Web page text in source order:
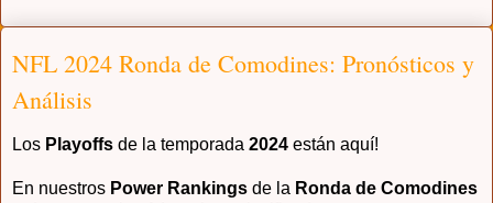
NFL 2024 Ronda de Comodines: Pronósticos y
Análisis
Los Playoffs de la temporada 2024 están aquí!
En nuestros Power Rankings de la Ronda de Comodines